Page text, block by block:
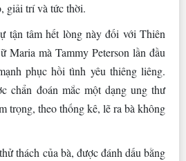
giải trí và tức thời.
tận tâm hết lòng này đối với Thiên
Maria mà Tammy Peterson lần đầu
phục hồi tình yêu thiêng liêng.
chẩn đoán mắc một dạng ung thư
trọng, theo thống kê, lẽ ra bà không
thách của bà, được đánh dấu bằng